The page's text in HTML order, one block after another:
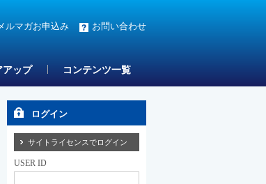
ルマガお申込み お問い合わせ
アップ コンテンツ一覧
ログイン
サイトライセンスでログイン
USER ID